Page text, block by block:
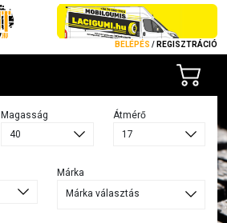
BELÉPÉS / REGISZTRÁCIÓ
Magasság Átmérő
Márka
Márka választás